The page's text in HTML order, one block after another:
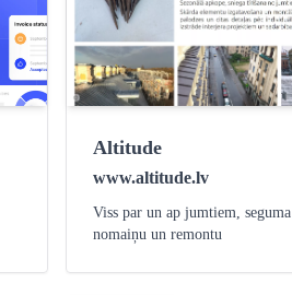
Altitude
www.altitude.lv
Viss par un ap jumtiem, seguma
nomaiņu un remontu